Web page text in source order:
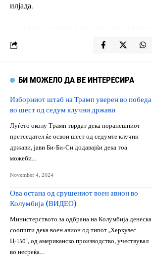
илјада.
БИ МОЖЕЛО ДА ВЕ ИНТЕРЕСИРА
Изборниот штаб на Трамп уверен во победа
во шест од седум клучни држави
Луѓето околу Трамп тврдат дека поранешниот
претседател ќе освои шест од седумте клучни
држави, јави Би-Би-Си додавајќи дека тоа
можеби…
November 4, 2024
Ова остана од срушениот воен авион во
Колумбија (ВИДЕО)
Министерството за одбрана на Колумбија денеска
соопшти дека воен авион од типот „Херкулес
Ц-130“, од американско производство, учествувал
во несреќа…